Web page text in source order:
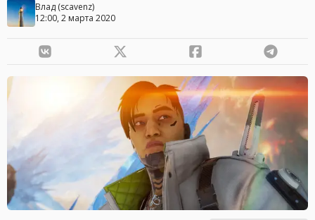
Влад (scavenz)
12:00, 2 марта 2020